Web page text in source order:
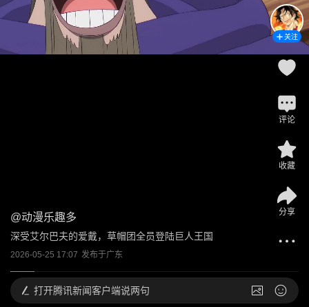
@动漫乐趣多
深受艾尔巴夫的爱戴，草帽团全员登陆巨人王国
2026-05-25 17:07 发布于广东
关注
评论
收藏
分享
打开腾讯新闻客户端说两句